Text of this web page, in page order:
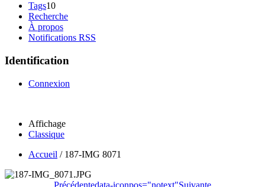
Tags10
Recherche
À propos
Notifications RSS
Identification
Connexion
Affichage
Classique
Accueil / 187-IMG 8071
Précédentedata-iconpos="notext"Suivante